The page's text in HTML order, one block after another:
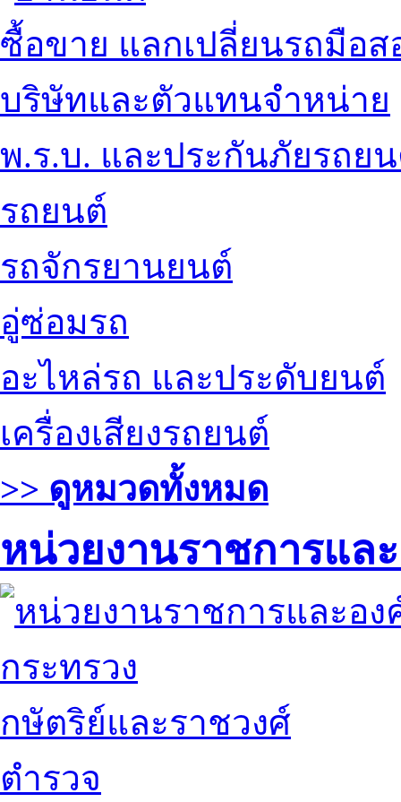
ซื้อขาย แลกเปลี่ยนรถมือส
บริษัทและตัวแทนจำหน่าย
พ.ร.บ. และประกันภัยรถย
รถยนต์
รถจักรยานยนต์
อู่ซ่อมรถ
อะไหล่รถ และประดับยนต์
เครื่องเสียงรถยนต์
>> ดูหมวดทั้งหมด
หน่วยงานราชการแล
กระทรวง
กษัตริย์และราชวงศ์
ตำรวจ